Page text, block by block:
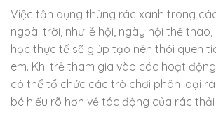
Việc tận dụng thùng rác xanh trong
ngoài trời, như lễ hội, ngày hội thể
học thực tế sẽ giúp tạo nên thói quen
em. Khi trẻ tham gia vào các hoạt
có thể tổ chức các trò chơi phân loại
bé hiểu rõ hơn về tác động của rác